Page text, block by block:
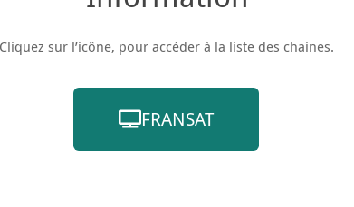
Cliquez sur l’icône, pour accéder à la liste des chaines.
FRANSAT